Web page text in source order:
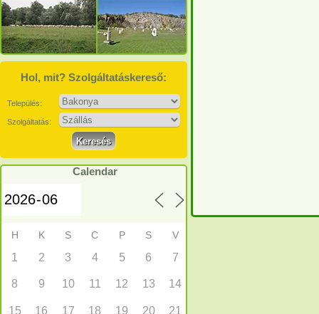
Hol, mit? Szolgáltatáskereső:
Település:
Szolgáltatás:
Calendar
H K S C P S V
1 2 3 4 5 6 7
8 9 10 11 12 13 14
15 16 17 18 19 20 21